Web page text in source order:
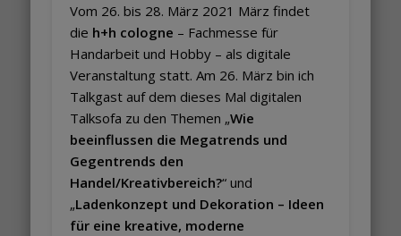
Vom 26. bis 28. März 2021 März findet
die h+h cologne – Fachmesse für
Handarbeit und Hobby – als digitale
Veranstaltung statt. Am 26. März bin ich
Talkgast auf dem dieses Mal digitalen
Talksofa zu den Themen „Wie
beeinflussen die Megatrends und
Gegentrends den
Handel/Kreativbereich?“ und
„Ladenkonzept und Dekoration – Ideen
für eine kreative, moderne